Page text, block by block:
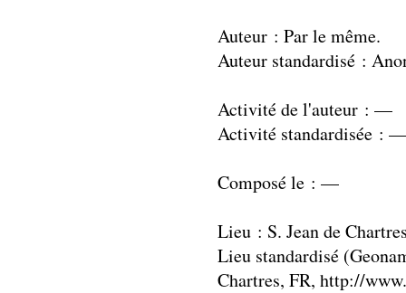
Auteur : Par le même.
Auteur standardisé :
Activité de l'auteur : —
Activité standardisée : —
Composé le : —
Lieu : S. Jean de
Lieu standardisé
Chartres, FR, http://